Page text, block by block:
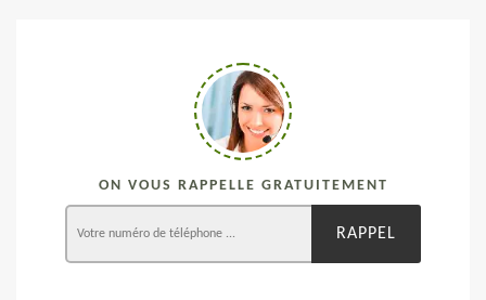
ON VOUS RAPPELLE GRATUITEMENT